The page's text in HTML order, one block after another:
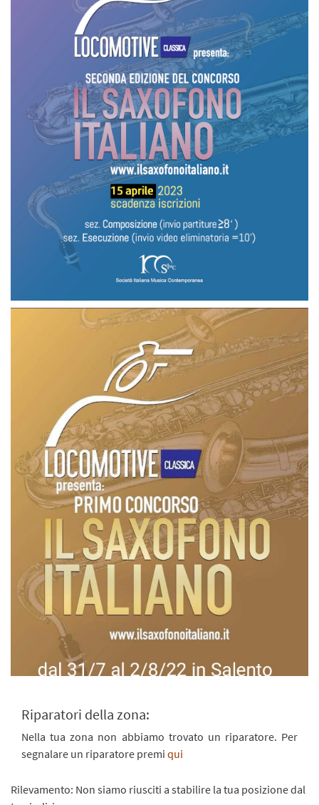
Riparatori della zona:
Nella tua zona non abbiamo trovato un riparatore. Per
segnalare un riparatore premi qui
Rilevamento: Non siamo riusciti a stabilire la tua posizione dal